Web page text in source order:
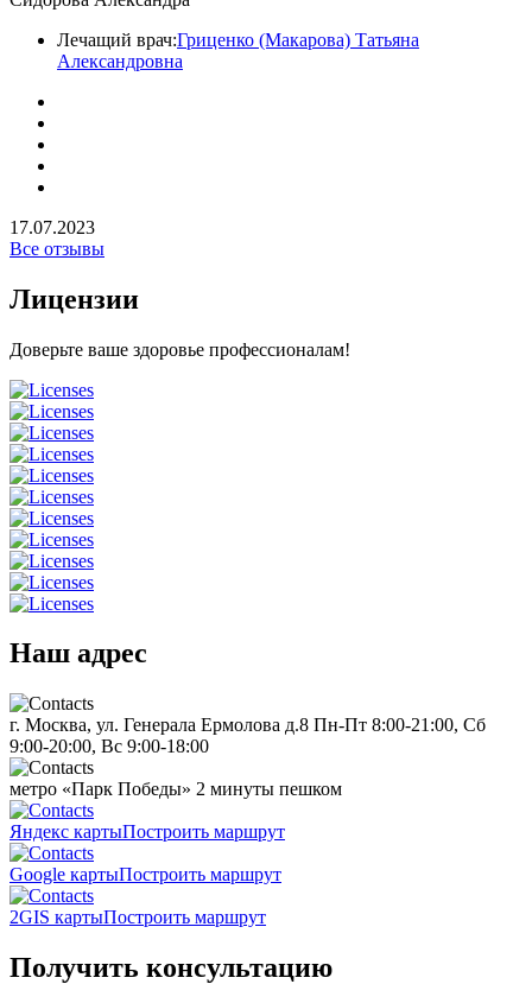
Лечащий врач:Гриценко (Макарова) Татьяна
Александровна
17.07.2023
Все отзывы
Лицензии
Доверьте ваше здоровье профессионалам!
Наш адрес
г. Москва, ул. Генерала Ермолова д.8 Пн-Пт 8:00-21:00, Сб
9:00-20:00, Вс 9:00-18:00
метро «Парк Победы» 2 минуты пешком
Яндекс картыПостроить маршрут
Google картыПостроить маршрут
2GIS картыПостроить маршрут
Получить консультацию